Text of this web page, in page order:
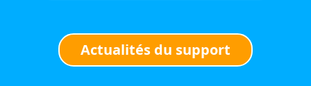
Actualités du support